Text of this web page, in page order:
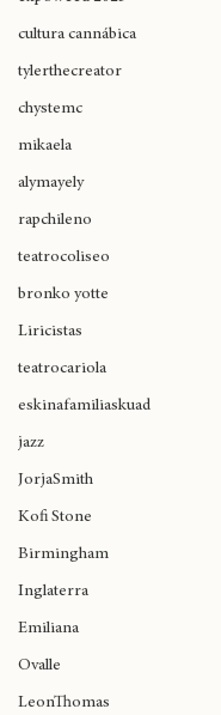
movimiento original
expoweed 2025
cultura cannábica
tylerthecreator
chystemc
mikaela
alymayely
rapchileno
teatrocoliseo
bronko yotte
Liricistas
teatrocariola
eskinafamiliaskuad
jazz
JorjaSmith
Kofi Stone
Birmingham
Inglaterra
Emiliana